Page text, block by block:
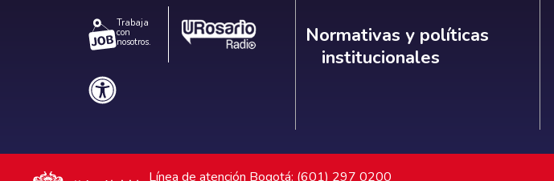
Trabaja
con
nosotros.
Normativas y políticas
Normativas y políticas
institucionales
Línea de atención Bogotá: (601) 297 0200